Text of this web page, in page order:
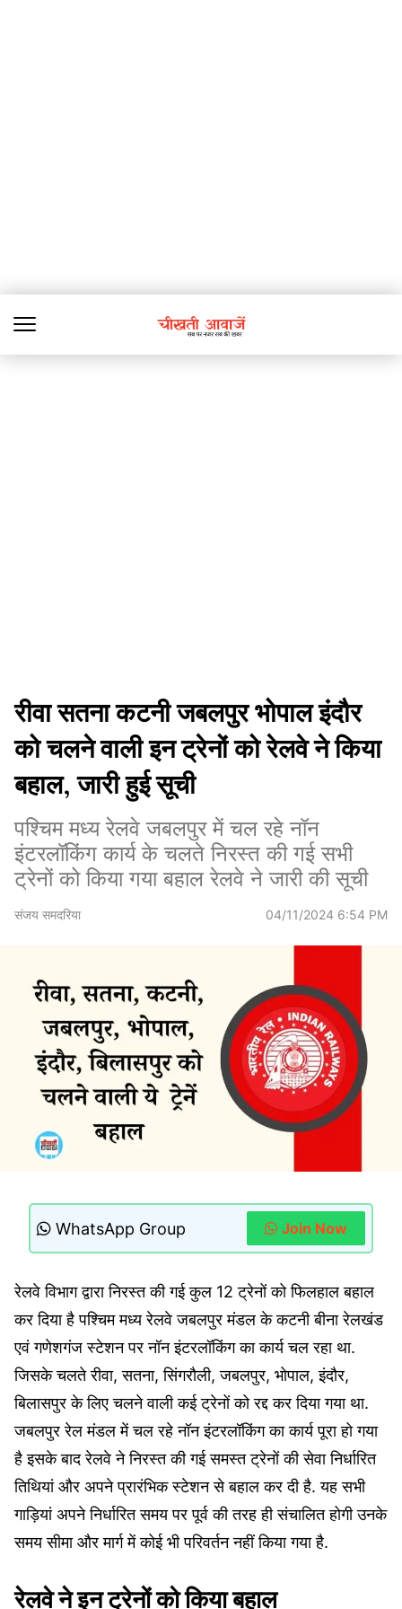
रीवा सतना कटनी जबलपुर भोपाल इंदौर
को चलने वाली इन ट्रेनों को रेलवे ने किया
बहाल, जारी हुई सूची
पश्चिम मध्य रेलवे जबलपुर में चल रहे नॉन
इंटरलॉकिंग कार्य के चलते निरस्त की गई सभी
ट्रेनों को किया गया बहाल रेलवे ने जारी की सूची
संजय समदरिया 04/11/2024 6:54 PM
WhatsApp Group Join Now
रेलवे विभाग द्वारा निरस्त की गई कुल 12 ट्रेनों को फिलहाल बहाल
कर दिया है पश्चिम मध्य रेलवे जबलपुर मंडल के कटनी बीना रेलखंड
एवं गणेशगंज स्टेशन पर नॉन इंटरलॉकिंग का कार्य चल रहा था.
जिसके चलते रीवा, सतना, सिंगरौली, जबलपुर, भोपाल, इंदौर,
बिलासपुर के लिए चलने वाली कई ट्रेनों को रद्द कर दिया गया था.
जबलपुर रेल मंडल में चल रहे नॉन इंटरलॉकिंग का कार्य पूरा हो गया
है इसके बाद रेलवे ने निरस्त की गई समस्त ट्रेनों की सेवा निर्धारित
तिथियां और अपने प्रारंभिक स्टेशन से बहाल कर दी है. यह सभी
गाड़ियां अपने निर्धारित समय पर पूर्व की तरह ही संचालित होगी उनके
समय सीमा और मार्ग में कोई भी परिवर्तन नहीं किया गया है.
रेलवे ने इन ट्रेनों को किया बहाल